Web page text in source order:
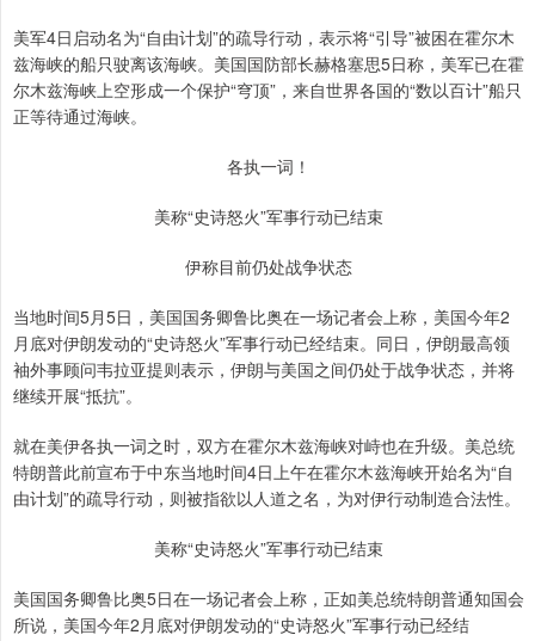
美军4日启动名为“自由计划”的疏导行动，表示将“引导”被困在霍尔木
兹海峡的船只驶离该海峡。美国国防部长赫格塞思5日称，美军已在霍
尔木兹海峡上空形成一个保护“穹顶”，来自世界各国的“数以百计”船只
正等待通过海峡。
各执一词！
美称“史诗怒火”军事行动已结束
伊称目前仍处战争状态
当地时间5月5日，美国国务卿鲁比奥在一场记者会上称，美国今年2
月底对伊朗发动的“史诗怒火”军事行动已经结束。同日，伊朗最高领
袖外事顾问韦拉亚提则表示，伊朗与美国之间仍处于战争状态，并将
继续开展“抵抗”。
就在美伊各执一词之时，双方在霍尔木兹海峡对峙也在升级。美总统
特朗普此前宣布于中东当地时间4日上午在霍尔木兹海峡开始名为“自
由计划”的疏导行动，则被指欲以人道之名，为对伊行动制造合法性。
美称“史诗怒火”军事行动已结束
美国国务卿鲁比奥5日在一场记者会上称，正如美总统特朗普通知国会
所说，美国今年2月底对伊朗发动的“史诗怒火”军事行动已经结